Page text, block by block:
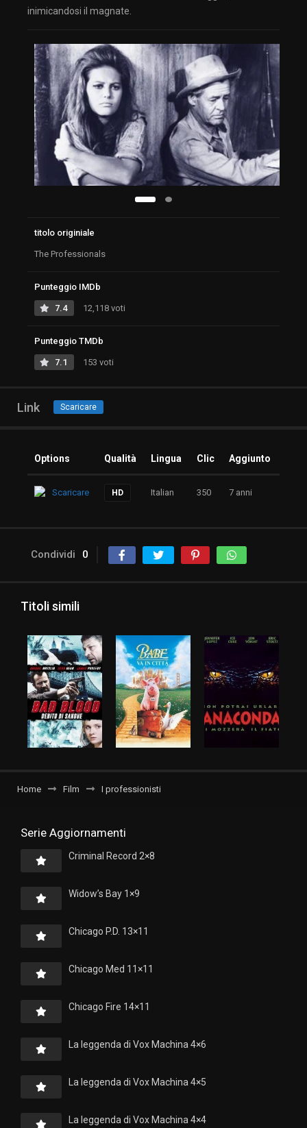
inimicandosi il magnate.
titolo originiale
The Professionals
Punteggio IMDb
7.4 12,118 voti
Punteggio TMDb
7.1 153 voti
Link Scaricare
Options Qualità Lingua Clic Aggiunto
Scaricare HD Italian 350 7 anni
Condividi 0
Titoli simili
Home Film I professionisti
Serie Aggiornamenti
Criminal Record 2×8
Widow’s Bay 1×9
Chicago P.D. 13×11
Chicago Med 11×11
Chicago Fire 14×11
La leggenda di Vox Machina 4×6
La leggenda di Vox Machina 4×5
La leggenda di Vox Machina 4×4